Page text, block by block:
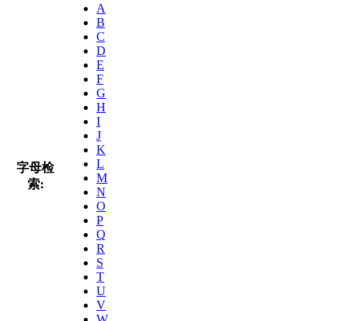
字母检
索:
A
B
C
D
E
F
G
H
I
J
K
L
M
N
O
P
Q
R
S
T
U
V